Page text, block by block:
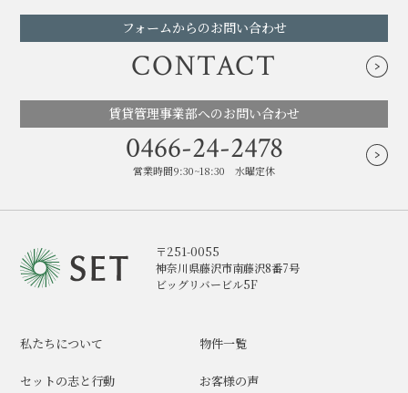
フォームからのお問い合わせ
CONTACT
賃貸管理事業部へのお問い合わせ
0466-24-2478
営業時間9:30~18:30 水曜定休
〒251-0055
神奈川県藤沢市南藤沢8番7号
ビッグリバービル5F
私たちについて
セットの志と行動
物件一覧
お客様の声